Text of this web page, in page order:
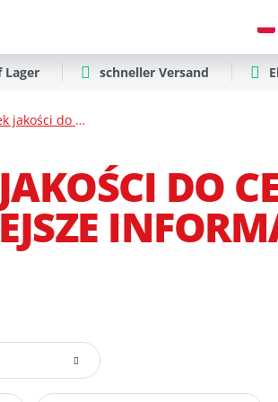
Lager schneller Versand
Najlepszy stosunek jakości do ceny – wszystkie najważniejsze informacje
DO